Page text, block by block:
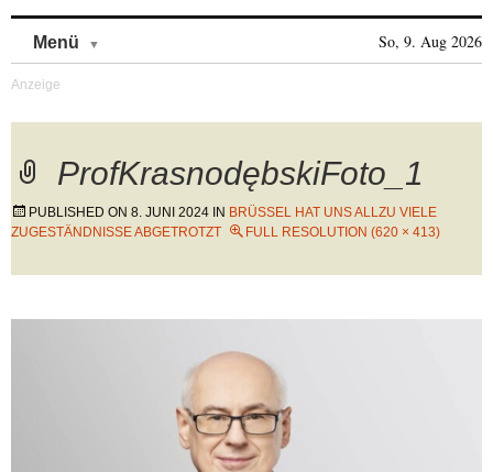
Menü So, 9. Aug 2026
ProfKrasnodębskiFoto_1
PUBLISHED ON 8. JUNI 2024 IN BRÜSSEL HAT UNS ALLZU VIELE
ZUGESTÄNDNISSE ABGETROTZT
FULL RESOLUTION (620 × 413)